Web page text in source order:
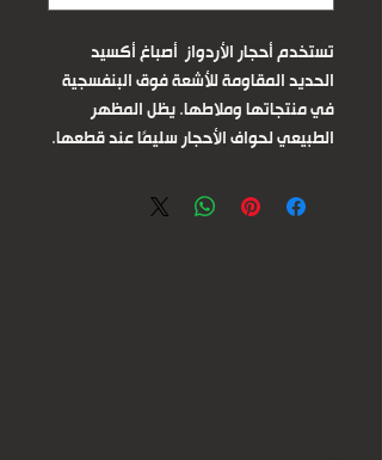
تستخدم أحجار الأردواز أصباغ أكسيد
الحديد المقاومة للأشعة فوق البنفسجية
في منتجاتها وملاطها. يظل المظهر
الطبيعي لحواف الأحجار سليمًا عند قطعها.